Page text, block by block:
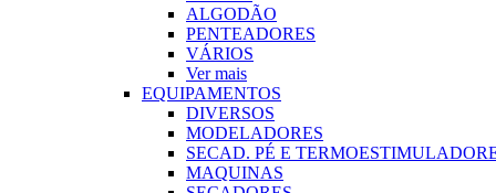
ALGODÃO
PENTEADORES
VÁRIOS
Ver mais
EQUIPAMENTOS
DIVERSOS
MODELADORES
SECAD. PÉ E
MAQUINAS